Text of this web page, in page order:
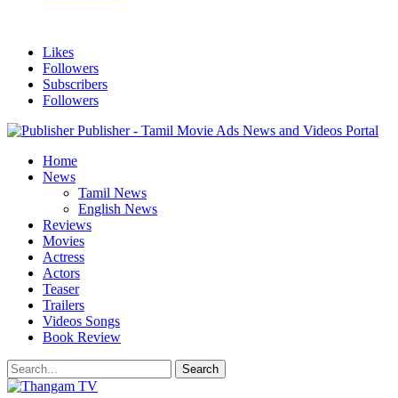
Likes
Followers
Subscribers
Followers
Publisher - Tamil Movie Ads News and Videos Portal
Home
News
Tamil News
English News
Reviews
Movies
Actress
Actors
Teaser
Trailers
Videos Songs
Book Review